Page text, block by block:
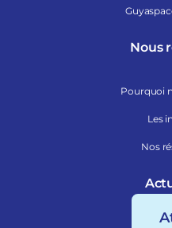
Nous
Pourquoi
Les
Nos